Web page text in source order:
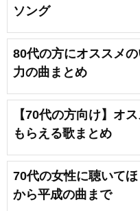
ソング
80代の方にオススメ
力の曲まとめ
【70代の方向け】オ
もらえる歌まとめ
70代の女性に聴いて
から平成の曲まで